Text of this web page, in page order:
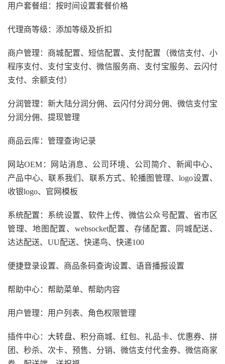
用户套餐组：按时间设置套餐价格
代理商等级：添加等级及折扣
商户管理：商城配置、短信配置、支付配置（微信支付、小
程序支付、支付宝支付、微信服务商、支付宝服务、云闪付
支付、余额支付）
分润管理：新大陆分润分佣、云闪付分润分佣、微信支付宝
分润分佣、提现管理
商品云库：管理查询记录
网站OEM：网站消息、公司环境、公司简介、新闻中心、
产品中心、联系我们、联系方式、轮播图管理、logo设置、
收银logo、官网模板
系统配置：系统设置、软件上传、微信公众号配置、省市区
管理、地图配置、websocket配置、存储配置、同城配送、
达达配送、UU配送、快递鸟、快递100
便捷登录设置、商品条码查询设置、语音播报设置
帮助中心：帮助菜单、帮助内容
用户管理：用户列表、角色权限管理
插件中心：大转盘、积分商城、红包、礼品卡、优惠券、拼
团、秒杀、次卡、预售、分销、微信支付代金券、微信商家